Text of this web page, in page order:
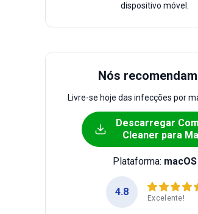
dispositivo móvel.
Nós
Livre-se hoje das infecções por
Descarregar
Cleaner para
Plataforma: macOS
4.8
Excelente!